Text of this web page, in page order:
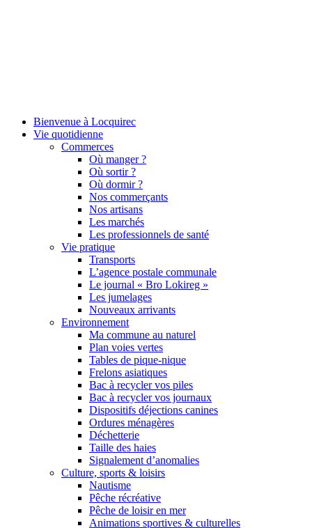
Bienvenue à Locquirec
Vie quotidienne
Commerces
Où manger ?
Où sortir ?
Où dormir ?
Nos commerçants
Nos artisans
Les marchés
Les professionnels de santé
Vie pratique
Transports
L’agence postale communale
Le journal « Bro Lokireg »
Les jumelages
Nouveaux arrivants
Environnement
Ma commune au naturel
Plan voies vertes
Tables de pique-nique
Frelons asiatiques
Bac à recycler vos piles
Bac à recycler vos journaux
Dispositifs déjections canines
Ordures ménagères
Déchetterie
Taille des haies
Signalement d’anomalies
Culture, sports & loisirs
Nautisme
Pêche récréative
Pêche de loisir en mer
Animations sportives & culturelles